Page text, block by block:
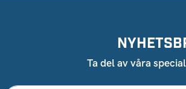
Ta del av våra